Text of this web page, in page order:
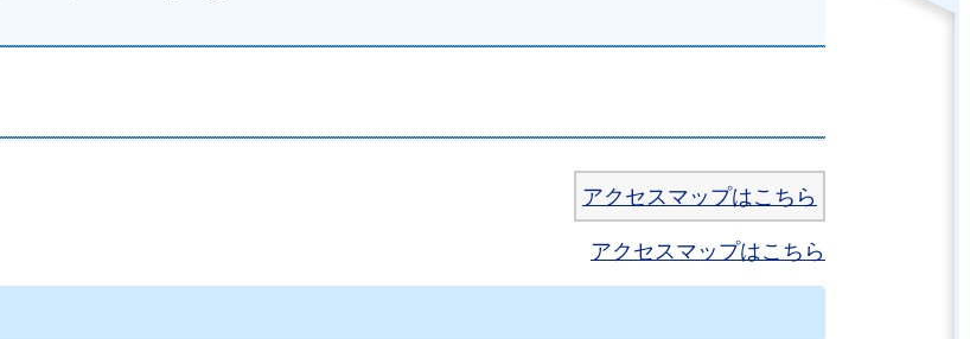
アクセスマップはこちら
アクセスマップはこちら